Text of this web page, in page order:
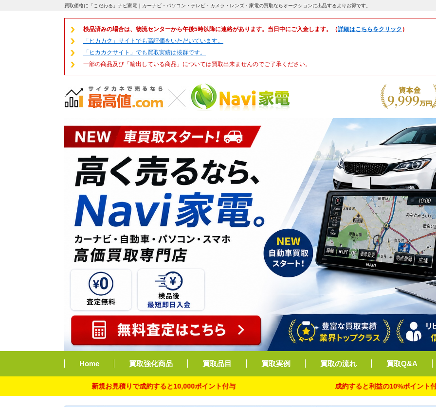
買取価格に「こだわる」ナビ家電｜カーナビ・パソコン・テレビ・カメラ・レンズ・家電の買取ならオークションに出品するよりお得です。
検品済みの場合は、物流センターから午後5時以降に連絡があります。当日中にご入金します。（詳細はこちらをクリック ）
「ヒカカク」サイトでも高評価をいただいています。
「ヒカカクサイト」でも買取実績は抜群です。
一部の商品及び「輸出している商品」については買取出来ませんのでご了承ください。
Home 買取強化商品 買取品目 買取実例 買取の流れ 買取Q&A
新規お見積りで成約すると10,000ポイント付与 成約すると利益の10%ポイント付与